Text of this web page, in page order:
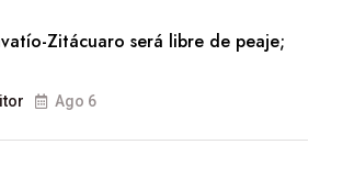
Zitácuaro será libre de peaje;
Ago 6